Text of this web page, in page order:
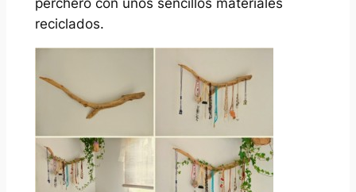
perchero con unos sencillos materiales
reciclados.